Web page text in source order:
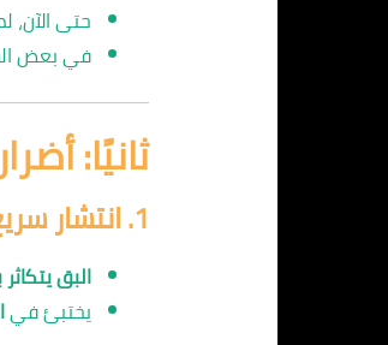
حتى الآن،
في بعض
ثانيًا:
1. انتشار
البق
يختبئ في